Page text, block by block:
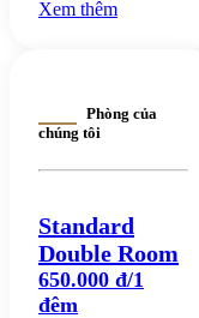
Xem thêm
Phòng của
chúng tôi
Standard
Double Room
650.000 đ/1
đêm